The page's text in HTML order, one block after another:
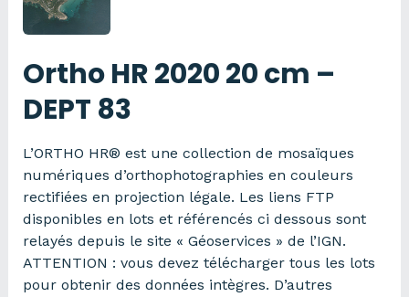
13
Ortho HR 2020 20 cm –
DEPT 83
L’ORTHO HR® est une collection de mosaïques
numériques d’orthophotographies en couleurs
rectifiées en projection légale. Les liens FTP
disponibles en lots et référencés ci dessous sont
relayés depuis le site « Géoservices » de l’IGN.
ATTENTION : vous devez télécharger tous les lots
pour obtenir des données intègres. D’autres